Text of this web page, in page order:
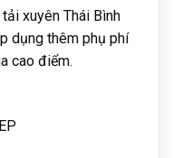
xuyên Thái Bình
dụng thêm phụ phí
cao điểm.